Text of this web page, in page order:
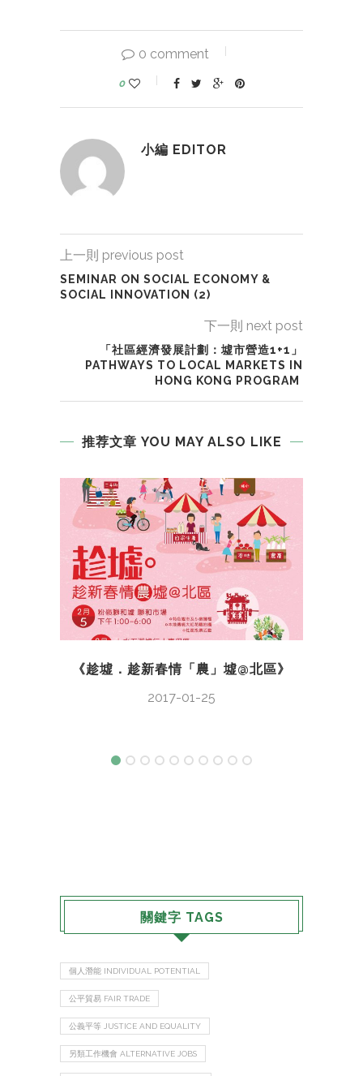
0 comment
0
小編 EDITOR
上一則 previous post
SEMINAR ON SOCIAL ECONOMY &
SOCIAL INNOVATION (2)
下一則 next post
「社區經濟發展計劃：墟市營造1+1」
PATHWAYS TO LOCAL MARKETS IN
HONG KONG PROGRAM
推荐文章 YOU MAY ALSO LIKE
《趁墟．趁新春情「農」墟@北區》
2017-01-25
關鍵字 TAGS
個人潛能 INDIVIDUAL POTENTIAL
公平貿易 FAIR TRADE
公義平等 JUSTICE AND EQUALITY
另類工作機會 ALTERNATIVE JOBS